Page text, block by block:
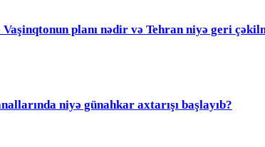
planı nədir və Tehran niyə geri
niyə günahkar axtarışı başlayıb?